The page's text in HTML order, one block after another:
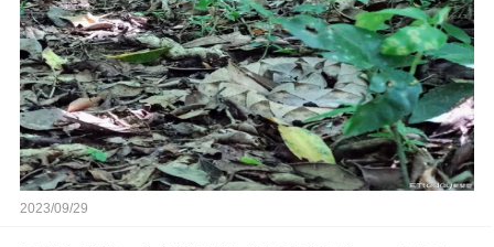
2023/09/29